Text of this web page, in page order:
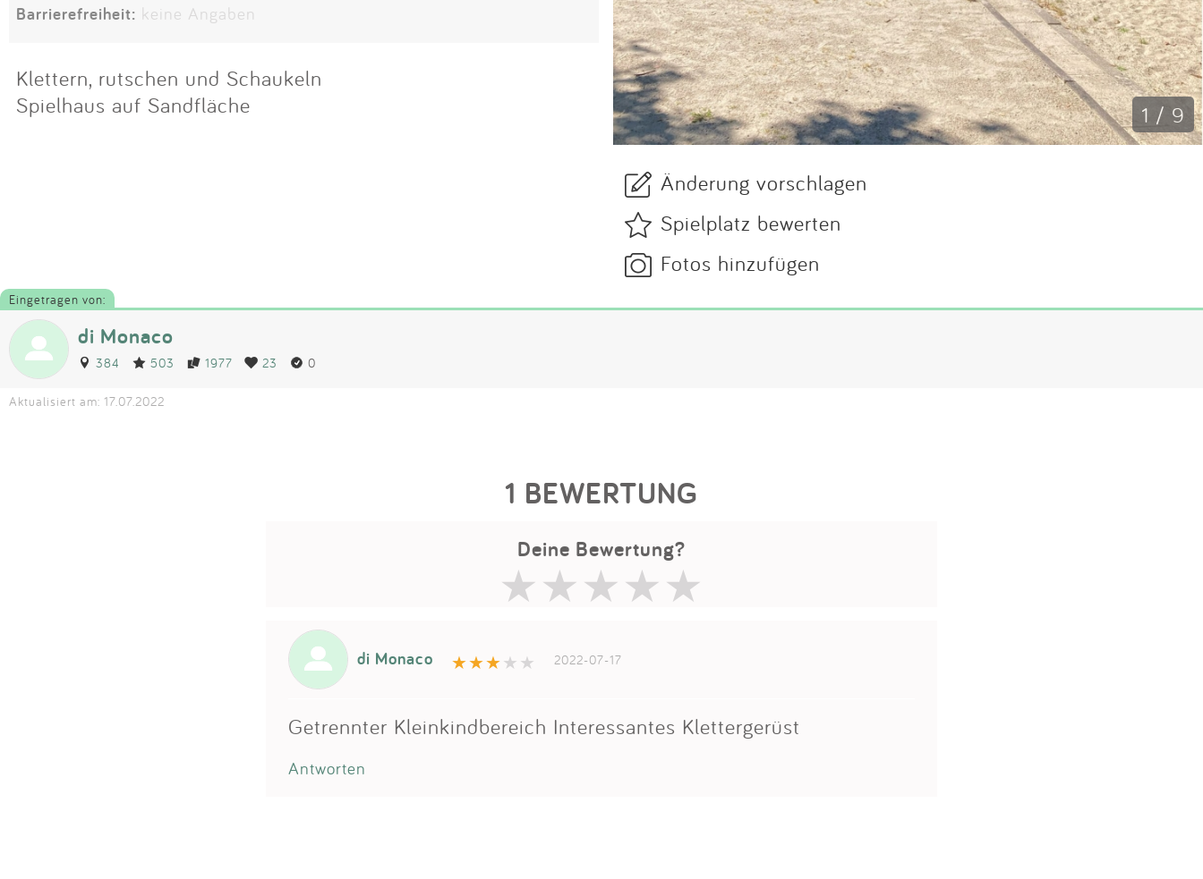
Barrierefreiheit: keine Angaben
Klettern, rutschen und Schaukeln
Spielhaus auf Sandfläche
1 / 9
Änderung vorschlagen
Spielplatz bewerten
Fotos hinzufügen
Eingetragen von:
di Monaco
384 503 1977 23 0
Aktualisiert am: 17.07.2022
1 BEWERTUNG
Deine Bewertung?
di Monaco 2022-07-17
Getrennter Kleinkindbereich Interessantes Klettergerüst
Antworten